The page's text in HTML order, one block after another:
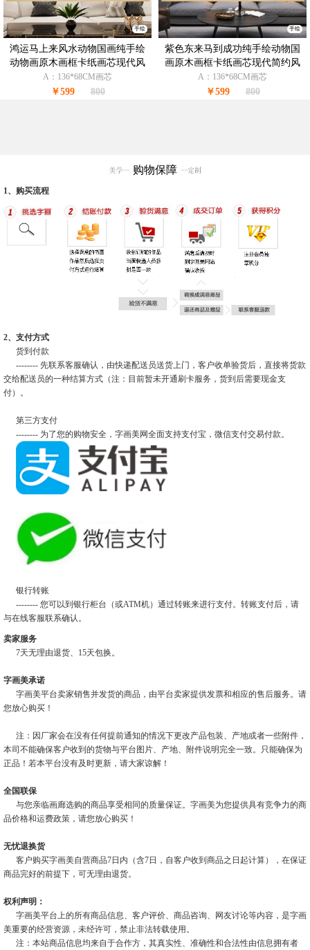
手绘
鸿运马上来风水动物国画纯手绘
动物画原木画框卡纸画芯现代风
格画框
A：136*68CM画芯
￥599 800
手绘
紫色东来马到成功纯手绘动物国
画原木画框卡纸画芯现代简约风
格画框
A：136*68CM画芯
￥599 800
购物保障
1、购买流程
2、支付方式
货到付款
-------- 先联系客服确认，由快递配送员送货上门，客户收单验货后，直接将货款
交给配送员的一种结算方式（注：目前暂未开通刷卡服务，货到后需要现金支
付）。
第三方支付
-------- 为了您的购物安全，字画美网全面支持支付宝，微信支付交易付款。
银行转账
-------- 您可以到银行柜台（或ATM机）通过转账来进行支付。转账支付后，请
与在线客服联系确认。
卖家服务
7天无理由退货、15天包换。
字画美承诺
字画美平台卖家销售并发货的商品，由平台卖家提供发票和相应的售后服务。请
您放心购买！
注：因厂家会在没有任何提前通知的情况下更改产品包装、产地或者一些附件，
本司不能确保客户收到的货物与平台图片、产地、附件说明完全一致。只能确保为
正品！若本平台没有及时更新，请大家谅解！
全国联保
与您亲临画廊选购的商品享受相同的质量保证。字画美为您提供具有竞争力的商
品价格和运费政策，请您放心购买！
无忧退换货
客户购买字画美自营商品7日内（含7日，自客户收到商品之日起计算），在保证
商品完好的前提下，可无理由退货。
权利声明：
字画美平台上的所有商品信息、客户评价、商品咨询、网友讨论等内容，是字画
美重要的经营资源，未经许可，禁止非法转载使用。
注：本站商品信息均来自于合作方，其真实性、准确性和合法性由信息拥有者